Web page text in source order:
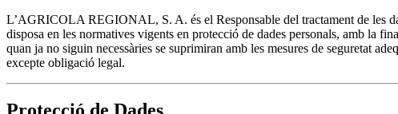
L’AGRICOLA REGIONAL, S. A. és el Responsable del tractament de les
disposa en les normatives vigents en protecció de dades personals, amb la
quan ja no siguin necessàries se suprimiran amb les mesures de seguretat
excepte obligació legal.